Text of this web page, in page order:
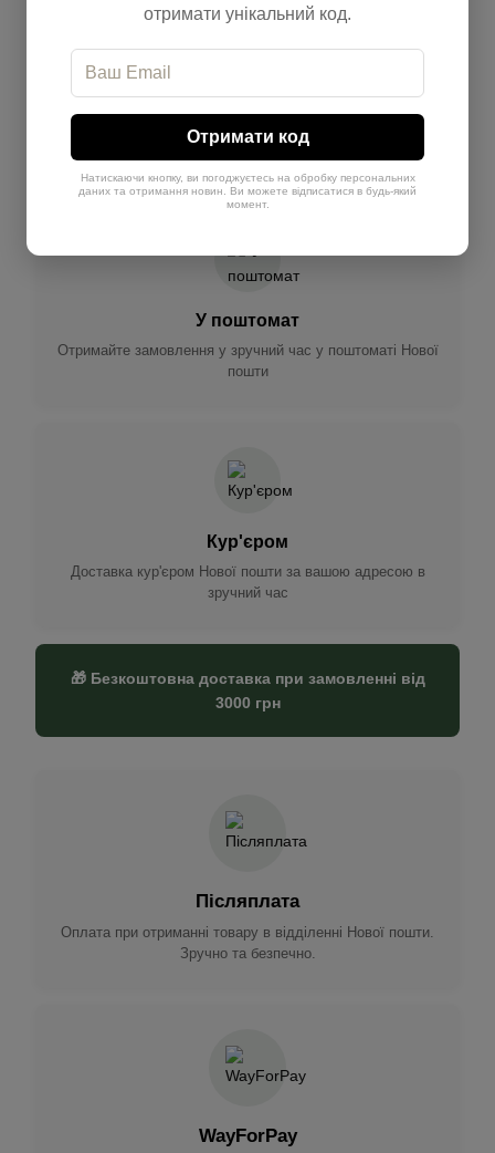
До відділення
Доставка Новою поштою до зручного для вас відділення
по всій Україні
У поштомат
Отримайте замовлення у зручний час у поштоматі Нової
пошти
Кур'єром
Доставка кур'єром Нової пошти за вашою адресою в
зручний час
🎁 Безкоштовна доставка при замовленні від
3000 грн
Післяплата
Оплата при отриманні товару в відділенні Нової пошти.
Зручно та безпечно.
WayForPay
отримати унікальний код.
Отримати код
Натискаючи кнопку, ви погоджуєтесь на обробку персональних
даних та отримання новин. Ви можете відписатися в будь-який
момент.